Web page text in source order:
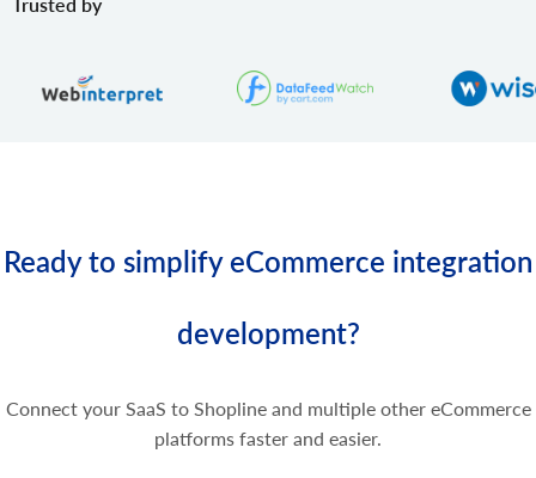
product.variant.image.delete
product.variant.price.add
Preise zur Produktvariante hinzufügen.
Trusted by
Ready to simplify eCommerce integration
development?
Connect your SaaS to Shopline and multiple other eCommerce
platforms faster and easier.